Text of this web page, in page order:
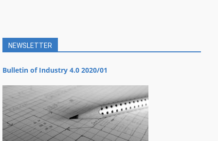
NEWSLETTER
Bulletin of Industry 4.0 2020/01